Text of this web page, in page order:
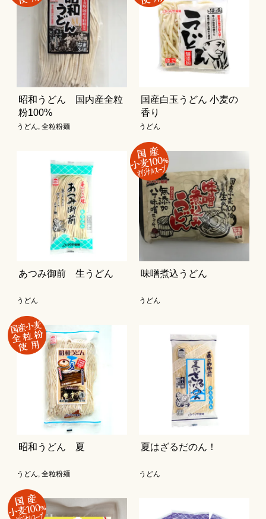
昭和うどん 国内産全粒
粉100%
うどん,全粒粉麺
国産白玉うどん 小麦の
香り
うどん
あつみ御前 生うどん
うどん
味噌煮込うどん
うどん
昭和うどん 夏
うどん,全粒粉麺
夏はざるだのん！
うどん